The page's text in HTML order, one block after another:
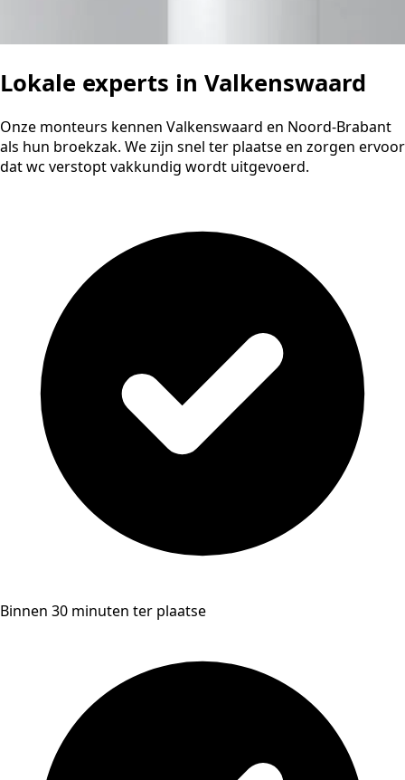
Lokale experts in Valkenswaard
Onze monteurs kennen Valkenswaard en Noord-Brabant
als hun broekzak. We zijn snel ter plaatse en zorgen ervoor
dat wc verstopt vakkundig wordt uitgevoerd.
Binnen 30 minuten ter plaatse